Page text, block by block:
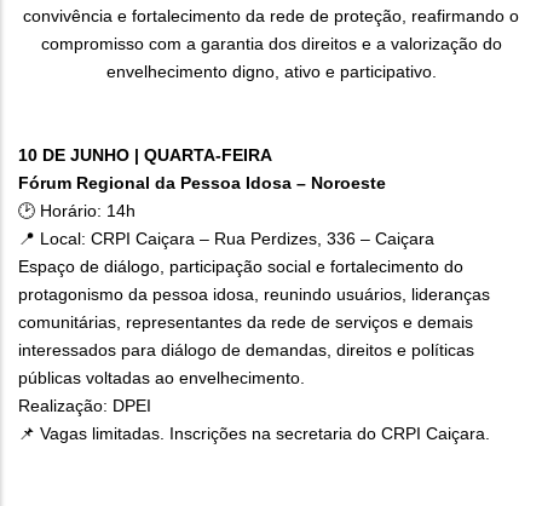
convivência e fortalecimento da rede de proteção, reafirmando o
compromisso com a garantia dos direitos e a valorização do
envelhecimento digno, ativo e participativo.
10 DE JUNHO | QUARTA-FEIRA
Fórum Regional da Pessoa Idosa – Noroeste
🕑 Horário: 14h
📍 Local: CRPI Caiçara – Rua Perdizes, 336 – Caiçara
Espaço de diálogo, participação social e fortalecimento do
protagonismo da pessoa idosa, reunindo usuários, lideranças
comunitárias, representantes da rede de serviços e demais
interessados para diálogo de demandas, direitos e políticas
públicas voltadas ao envelhecimento.
Realização: DPEI
📌 Vagas limitadas. Inscrições na secretaria do CRPI Caiçara.